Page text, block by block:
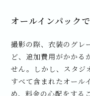
オールインパック
撮影の際、衣装のグレ
ど、追加費用がかかる
せん。しかし、スタジ
すべて含まれたオール
め、料金の心配をする